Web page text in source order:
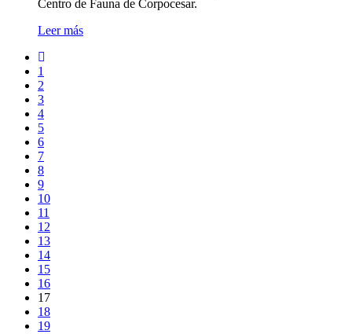
Centro de Fauna de Corpocesar.
Leer más
1
2
3
4
5
6
7
8
9
10
11
12
13
14
15
16
17
18
19